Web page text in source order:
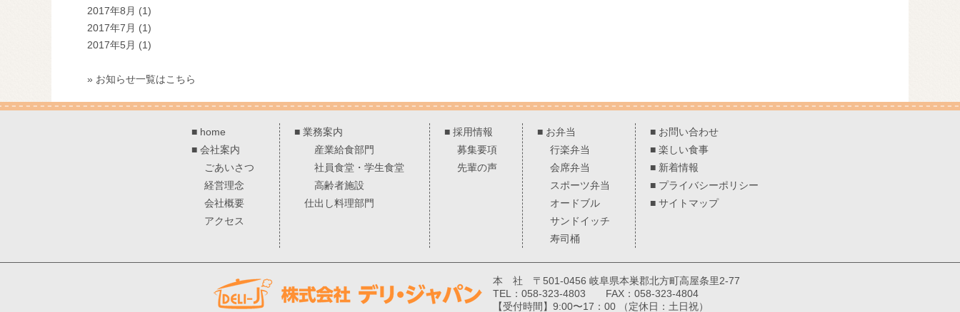
2017年8月 (1)
2017年7月 (1)
2017年5月 (1)
» お知らせ一覧はこちら
■ home
■ 会社案内
ごあいさつ
経営理念
会社概要
アクセス
■ 業務案内
産業給食部門
社員食堂・学生食堂
高齢者施設
仕出し料理部門
■ 採用情報
募集要項
先輩の声
■ お弁当
行楽弁当
会席弁当
スポーツ弁当
オードブル
サンドイッチ
寿司桶
■ お問い合わせ
■ 楽しい食事
■ 新着情報
■ プライバシーポリシー
■ サイトマップ
本 社 〒501-0456 岐阜県本巣郡北方町高屋条里2-77
TEL：058-323-4803 FAX：058-323-4804
【受付時間】9:00〜17：00 （定休日：土日祝）